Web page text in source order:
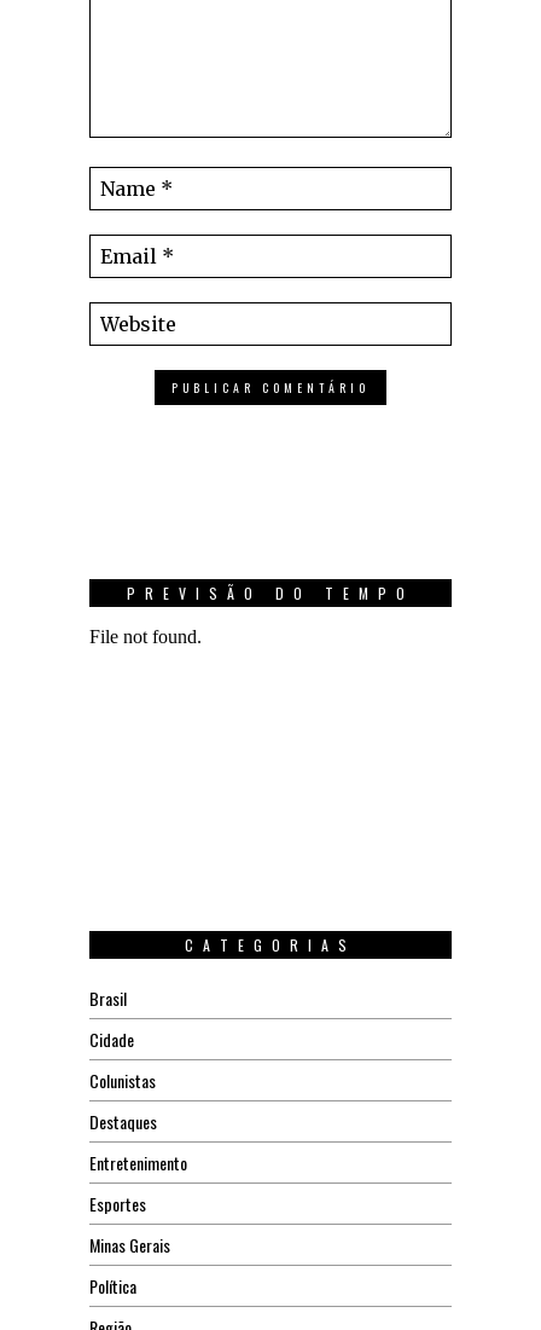
PREVISÃO DO TEMPO
CATEGORIAS
Brasil
Cidade
Colunistas
Destaques
Entretenimento
Esportes
Minas Gerais
Política